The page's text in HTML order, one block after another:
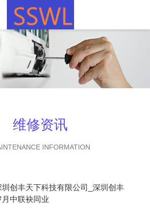
维修资讯
INFORMATION
创丰天下科技有限公司_深圳创丰
中联袂同业